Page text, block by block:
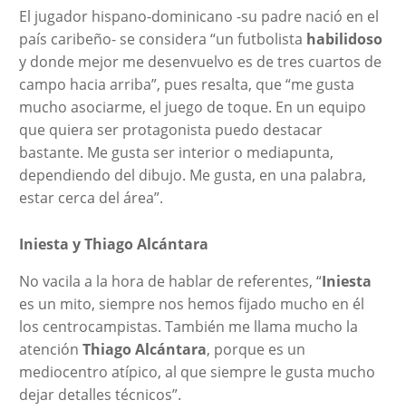
El jugador hispano-dominicano -su padre nació en el
país caribeño- se considera “un futbolista habilidoso
y donde mejor me desenvuelvo es de tres cuartos de
campo hacia arriba”, pues resalta, que “me gusta
mucho asociarme, el juego de toque. En un equipo
que quiera ser protagonista puedo destacar
bastante. Me gusta ser interior o mediapunta,
dependiendo del dibujo. Me gusta, en una palabra,
estar cerca del área”.
Iniesta y Thiago Alcántara
No vacila a la hora de hablar de referentes, “Iniesta
es un mito, siempre nos hemos fijado mucho en él
los centrocampistas. También me llama mucho la
atención Thiago Alcántara, porque es un
mediocentro atípico, al que siempre le gusta mucho
dejar detalles técnicos”.